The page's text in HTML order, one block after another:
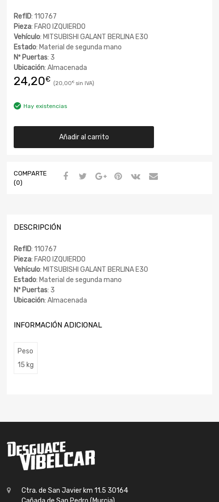
RefID: 110767
Pieza: FARO IZQUIERDO
Vehículo: MITSUBISHI GALANT BERLINA E30
Estado: Material de segunda mano
Nº Puertas: 3
Ubicación: Almacenada
24,20€ 20,00€
Hay existencias
Añadir al carrito
COMPARTE
(0)
DESCRIPCIÓN
RefID: 110767
Pieza: FARO IZQUIERDO
Vehículo: MITSUBISHI GALANT BERLINA E30
Estado: Material de segunda mano
Nº Puertas: 3
Ubicación: Almacenada
INFORMACIÓN ADICIONAL
Peso
15 kg
Ctra. de San Javier km 11.5 30164